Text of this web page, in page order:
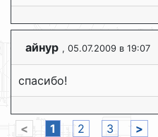
айнур , 05.07.2009 в 19:07
спасибо!
< 1 2 3
>